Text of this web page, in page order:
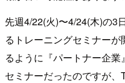
先週4/22(火)〜4/24(木)の3
るトレーニングセミナー
るように『パートナー企
セミナーだったのですが